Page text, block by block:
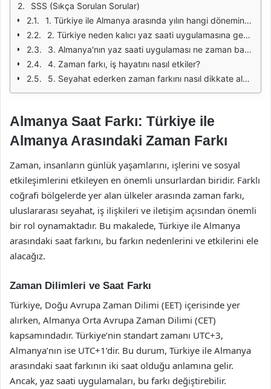
SSS (Sıkça Sorulan Sorular)
1. Türkiye ile Almanya arasında yılın hangi döneminde kaç saat fark vardır?
2. Türkiye neden kalıcı yaz saati uygulamasına geçti?
3. Almanya'nın yaz saati uygulaması ne zaman başlar ve biter?
4. Zaman farkı, iş hayatını nasıl etkiler?
5. Seyahat ederken zaman farkını nasıl dikkate almalıyım?
Almanya Saat Farkı: Türkiye ile
Almanya Arasındaki Zaman Farkı
Zaman, insanların günlük yaşamlarını, işlerini ve sosyal
etkileşimlerini etkileyen en önemli unsurlardan biridir. Farklı
coğrafi bölgelerde yer alan ülkeler arasında zaman farkı,
uluslararası seyahat, iş ilişkileri ve iletişim açısından önemli
bir rol oynamaktadır. Bu makalede, Türkiye ile Almanya
arasındaki saat farkını, bu farkın nedenlerini ve etkilerini ele
alacağız.
Zaman Dilimleri ve Saat Farkı
Türkiye, Doğu Avrupa Zaman Dilimi (EET) içerisinde yer
alırken, Almanya Orta Avrupa Zaman Dilimi (CET)
kapsamındadır. Türkiye’nin standart zamanı UTC+3,
Almanya’nın ise UTC+1’dir. Bu durum, Türkiye ile Almanya
arasındaki saat farkının iki saat olduğu anlamına gelir.
Ancak, yaz saati uygulamaları, bu farkı değiştirebilir.